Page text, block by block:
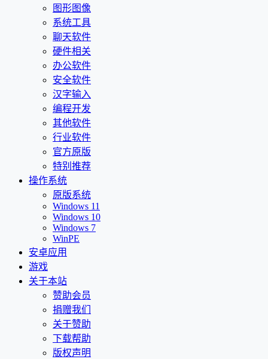
图形图像
系统工具
聊天软件
硬件相关
办公软件
安全软件
汉字输入
编程开发
其他软件
行业软件
官方原版
特别推荐
操作系统
原版系统
Windows 11
Windows 10
Windows 7
WinPE
安卓应用
游戏
关于本站
赞助会员
捐赠我们
关于赞助
下载帮助
版权声明